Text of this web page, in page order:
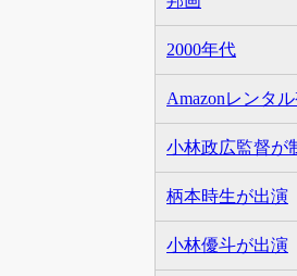
2000年代
Amazonレンタ
小林政広監督が
柄本時生が出演
小林優斗が出演